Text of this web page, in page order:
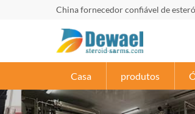
China fornecedor confiável de
Casa produtos